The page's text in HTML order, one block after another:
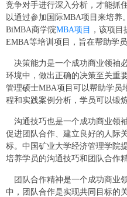
竞争对手进行深入分析，才能抓
以通过参加国际MBA项目来培养
BiMBA商学院MBA项目 ，该项
EMBA等培训项目，旨在帮助学
决策能力是一个成功商业领袖
环境中，做出正确的决策至关重
管理硕士MBA项目可以帮助学员
程和实践案例分析，学员可以锻
沟通技巧也是一个成功商业领
促进团队合作、建立良好的人际
标。中国矿业大学经济管理学院
培养学员的沟通技巧和团队合作精
团队合作精神是一个成功商业
中，团队合作是实现共同目标的